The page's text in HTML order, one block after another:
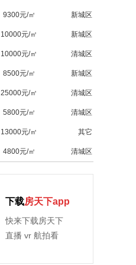
9300元/㎡ 新城区
10000元/㎡ 新城区
10000元/㎡ 清城区
8500元/㎡ 新城区
25000元/㎡ 清城区
5800元/㎡ 清城区
13000元/㎡ 其它
4800元/㎡ 清城区
下载房天下app
快来下载房天下
直播 vr 航拍看